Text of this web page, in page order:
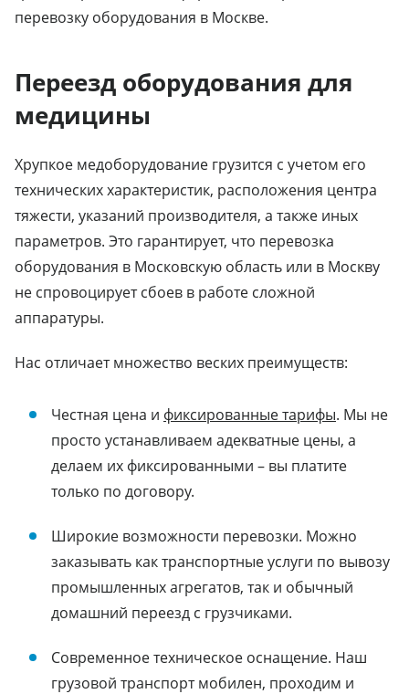
перевозку оборудования в Москве.
Переезд оборудования для
медицины
Хрупкое медоборудование грузится с учетом его
технических характеристик, расположения центра
тяжести, указаний производителя, а также иных
параметров. Это гарантирует, что перевозка
оборудования в Московскую область или в Москву
не спровоцирует сбоев в работе сложной
аппаратуры.
Нас отличает множество веских преимуществ:
Честная цена и фиксированные тарифы. Мы не
просто устанавливаем адекватные цены, а
делаем их фиксированными – вы платите
только по договору.
Широкие возможности перевозки. Можно
заказывать как транспортные услуги по вывозу
промышленных агрегатов, так и обычный
домашний переезд с грузчиками.
Современное техническое оснащение. Наш
грузовой транспорт мобилен, проходим и